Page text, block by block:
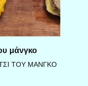
μάνγκο
ΤΟΥ ΜΑΝΓΚΟ